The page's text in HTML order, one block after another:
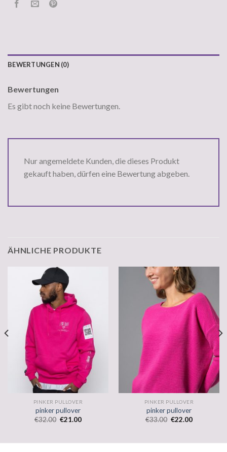
BEWERTUNGEN (0)
Bewertungen
Es gibt noch keine Bewertungen.
Nur angemeldete Kunden, die dieses Produkt
gekauft haben, dürfen eine Bewertung abgeben.
ÄHNLICHE PRODUKTE
PINKER PULLOVER
pinker pullover
€32.00 €21.00
PINKER PULLOVER
pinker pullover
€33.00 €22.00